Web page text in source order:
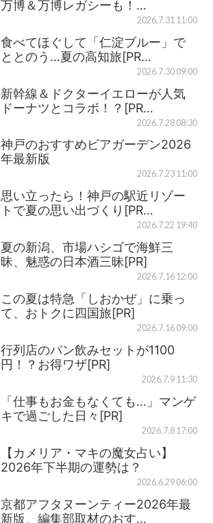
万博＆万博レガシーも！…
2026.7.31 11:00
食べてほぐして「仁淀ブルー」で
ととのう…夏の高知旅[PR…
2026.7.30 09:00
新幹線＆ドクターイエローが人気
ドーナツとコラボ！？[PR…
2026.7.28 08:30
神戸のおすすめビアガーデン2026
年最新版
2026.7.23 11:00
思い立ったら！神戸の駅近リゾー
トで夏の思い出づくり[PR…
2026.7.22 19:40
夏の新潟、市場ハシゴで海鮮三
昧、魅惑の日本酒三昧[PR]
2026.7.16 12:00
この夏は特急「しおかぜ」に乗っ
て、おトクに四国旅[PR]
2026.7.16 09:00
行列店のパン飲みセットが1100
円！？お得ワザ[PR]
2026.7.9 11:30
「仕事もお金もなくても…」マンゲ
キで過ごした日々[PR]
2026.7.8 17:00
【カメリア・マキの魔女占い】
2026年下半期の運勢は？
2026.6.29 06:00
京都アフタヌーンティー2026年最
新版、編集部取材のおす…